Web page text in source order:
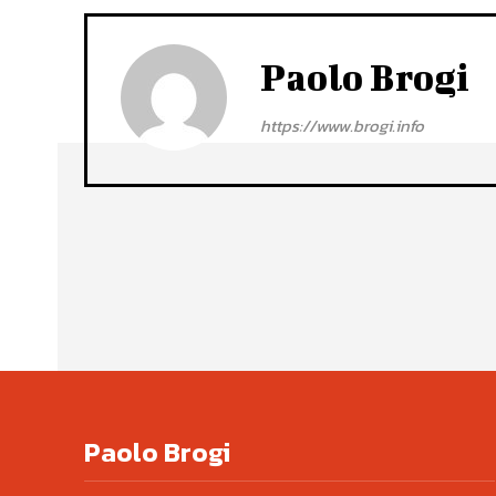
Paolo Brogi
https://www.brogi.info
Paolo Brogi